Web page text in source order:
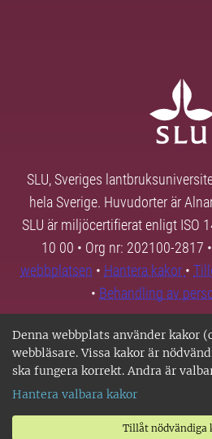
Denna webbplats använder kakor
webbläsare. Vissa kakor är
ska fungera korrekt. Andra är
Hantera valbara kakor
Tillåt nödvändiga
SLU, Sveriges
hela Sverige. Huvudorter är
SLU är miljöcertifierat enligt ISO
10 00 • Org nr: 202100-2817 •
webbplatsen • Hantera kakor •
• Behandling av